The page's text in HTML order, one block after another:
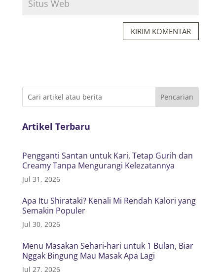
KIRIM KOMENTAR
Artikel Terbaru
Pengganti Santan untuk Kari, Tetap Gurih dan
Creamy Tanpa Mengurangi Kelezatannya
Jul 31, 2026
Apa Itu Shirataki? Kenali Mi Rendah Kalori yang
Semakin Populer
Jul 30, 2026
Menu Masakan Sehari-hari untuk 1 Bulan, Biar
Nggak Bingung Mau Masak Apa Lagi
Jul 27, 2026